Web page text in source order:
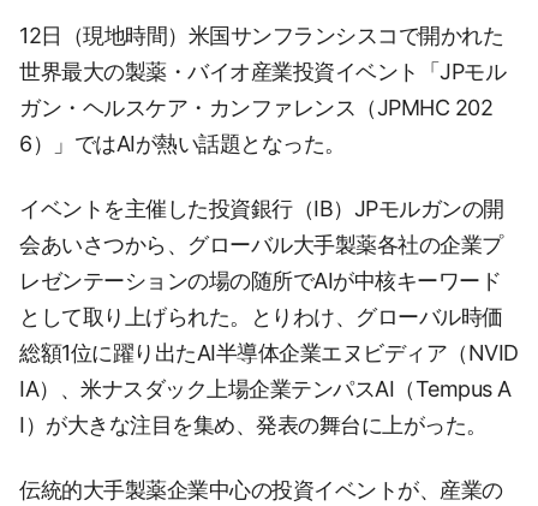
12日（現地時間）米国サンフランシスコで開かれた
世界最大の製薬・バイオ産業投資イベント「JPモル
ガン・ヘルスケア・カンファレンス（JPMHC 202
6）」ではAIが熱い話題となった。
イベントを主催した投資銀行（IB）JPモルガンの開
会あいさつから、グローバル大手製薬各社の企業プ
レゼンテーションの場の随所でAIが中核キーワード
として取り上げられた。とりわけ、グローバル時価
総額1位に躍り出たAI半導体企業エヌビディア（NVID
IA）、米ナスダック上場企業テンパスAI（Tempus A
I）が大きな注目を集め、発表の舞台に上がった。
伝統的大手製薬企業中心の投資イベントが、産業の